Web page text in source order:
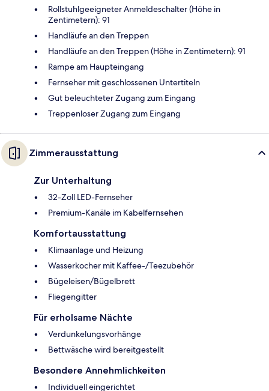
Rollstuhlgeeigneter Anmeldeschalter (Höhe in
Zentimetern): 91
Handläufe an den Treppen
Handläufe an den Treppen (Höhe in Zentimetern): 91
Rampe am Haupteingang
Fernseher mit geschlossenen Untertiteln
Gut beleuchteter Zugang zum Eingang
Treppenloser Zugang zum Eingang
Zimmerausstattung
Zur Unterhaltung
32-Zoll LED-Fernseher
Premium-Kanäle im Kabelfernsehen
Komfortausstattung
Klimaanlage und Heizung
Wasserkocher mit Kaffee-/Teezubehör
Bügeleisen/Bügelbrett
Fliegengitter
Für erholsame Nächte
Verdunkelungsvorhänge
Bettwäsche wird bereitgestellt
Besondere Annehmlichkeiten
Individuell eingerichtet